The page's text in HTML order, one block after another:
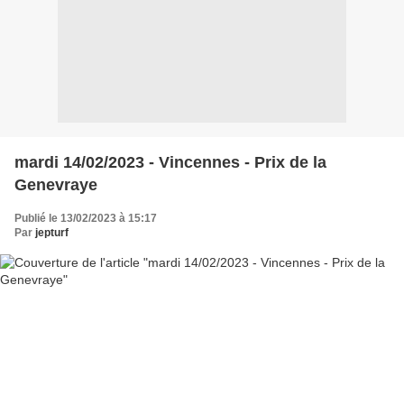
mardi 14/02/2023 - Vincennes - Prix de la
Genevraye
Publié le 13/02/2023 à 15:17
Par jepturf